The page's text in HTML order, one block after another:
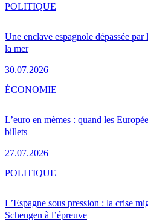
Une enclave espagnole dépassée
la mer
30.07.2026
POLITIQUE
L’euro en mèmes : quand les
billets
27.07.2026
ÉCONOMIE
L’Espagne sous pression : la crise
Schengen à l’épreuve
POLITIQUE